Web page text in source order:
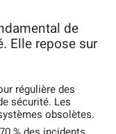
de
Elle repose sur
régulière des
sécurité. Les
obsolètes.